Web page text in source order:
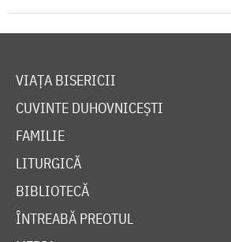
VIAȚA BISERICII
CUVINTE DUHOVNICEȘTI
FAMILIE
LITURGICĂ
BIBLIOTECĂ
ÎNTREABĂ PREOTUL